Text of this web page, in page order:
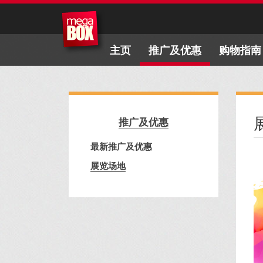
主页 推广及优惠 购物指南
推广及优惠
最新推广及优惠
展览场地